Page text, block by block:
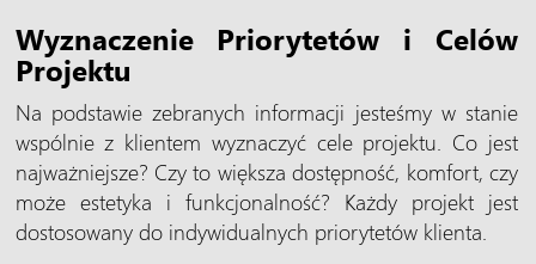
Wyznaczenie Priorytetów i Celów
Projektu
Na podstawie zebranych informacji jesteśmy w stanie
wspólnie z klientem wyznaczyć cele projektu. Co jest
najważniejsze? Czy to większa dostępność, komfort, czy
może estetyka i funkcjonalność? Każdy projekt jest
dostosowany do indywidualnych priorytetów klienta.